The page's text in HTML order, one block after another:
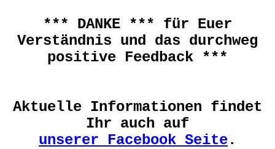
*** DANKE *** für Euer
Verständnis und das durchweg
positive Feedback ***
Aktuelle Informationen findet
Ihr auch auf
unserer Facebook Seite.